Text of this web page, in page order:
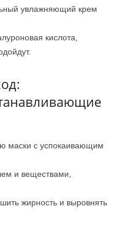
увлажняющий крем
кислота,
маски с успокаивающим
и веществами,
жирность и выровнять